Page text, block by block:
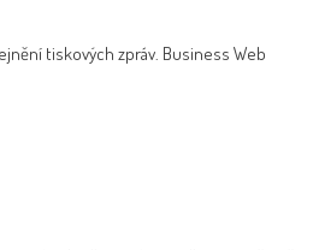
tiskových zpráv. Business Web